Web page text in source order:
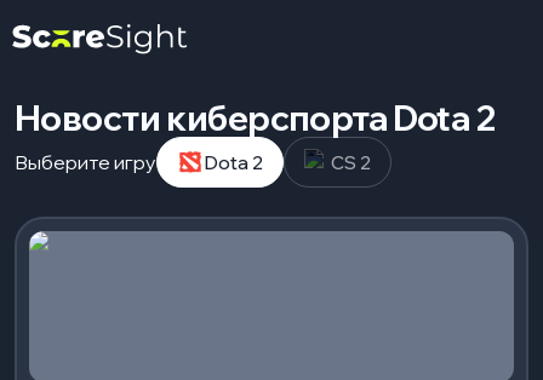
Новости киберспорта Dota 2
Выберите игру Dota 2 CS 2